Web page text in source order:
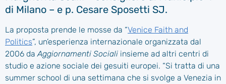
di Milano – e p. Cesare Sposetti SJ.
La proposta prende le mosse da “Venice Faith and
Politics”, un’esperienza internazionale organizzata dal
2006 da Aggiornamenti Sociali insieme ad altri centri di
studio e azione sociale dei gesuiti europei. “Si tratta di una
summer school di una settimana che si svolge a Venezia in